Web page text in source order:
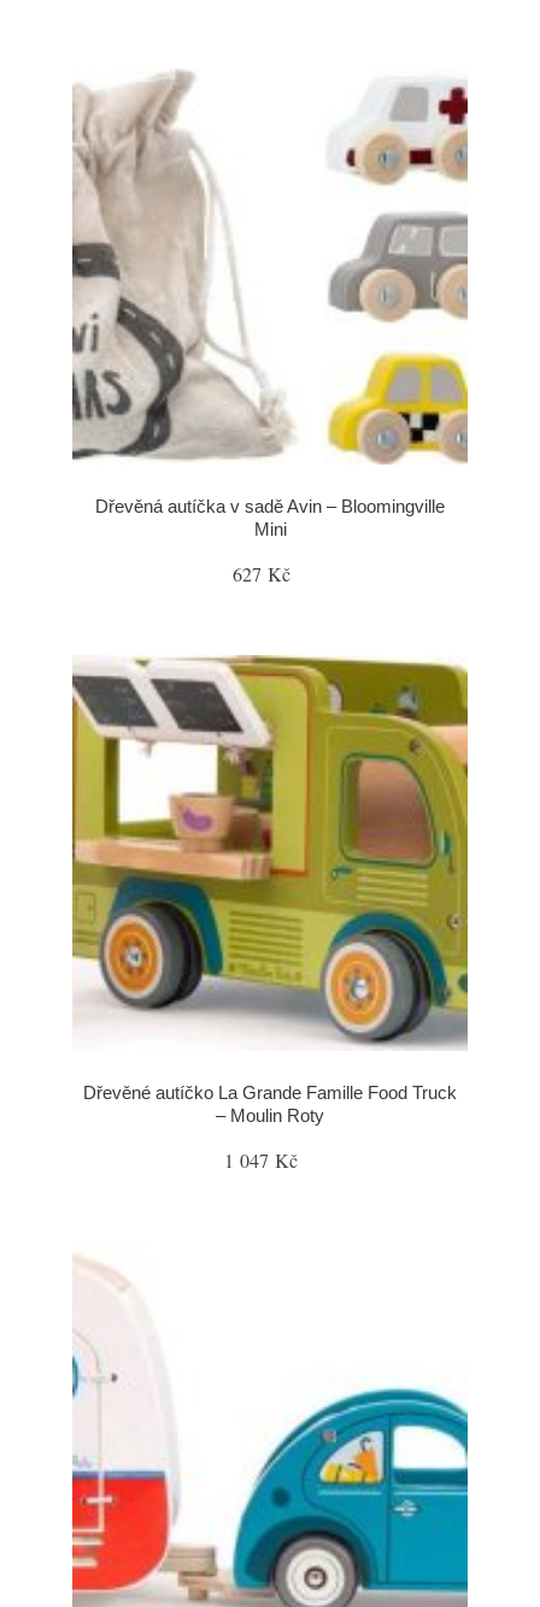
Dřevěná autíčka v sadě Avin – Bloomingville
Mini
627 Kč
Dřevěné autíčko La Grande Famille Food Truck
– Moulin Roty
1 047 Kč